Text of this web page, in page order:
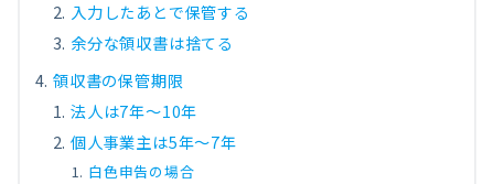
入力したあとで保管する
余分な領収書は捨てる
領収書の保管期限
法人は7年〜10年
個人事業主は5年〜7年
白色申告の場合